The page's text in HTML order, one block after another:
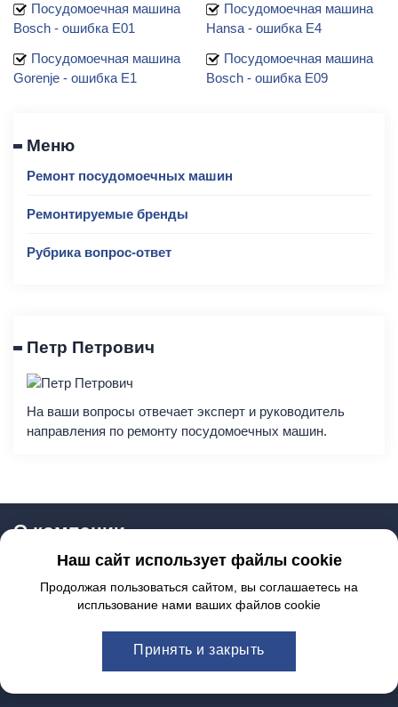
Посудомоечная машина
Bosch - ошибка E01
Посудомоечная машина
Gorenje - ошибка E1
Посудомоечная машина
Hansa - ошибка E4
Посудомоечная машина
Bosch - ошибка E09
Меню
Ремонт посудомоечных машин
Ремонтируемые бренды
Рубрика вопрос-ответ
Петр Петрович
На ваши вопросы отвечает эксперт и руководитель
направления по ремонту посудомоечных машин.
О компании
8 (495) 152-21-33
Группа компаний «ТипТоп-сервис» © 2020 – 2026.
Наш сайт использует файлы cookie
Продолжая пользоваться сайтом, вы соглашаетесь на
испльзование нами ваших файлов cookie
Принять и закрыть